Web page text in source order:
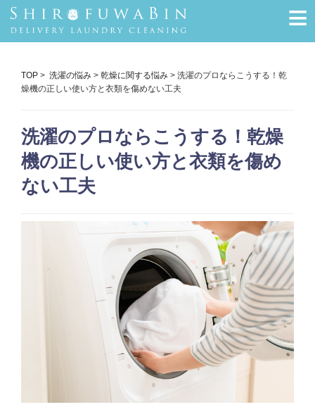
≡
TOP > 洗濯の悩み > 乾燥に関する悩み > 洗濯のプロならこうする！乾
燥機の正しい使い方と衣類を傷めない工夫
洗濯のプロならこうする！乾燥
機の正しい使い方と衣類を傷め
ない工夫